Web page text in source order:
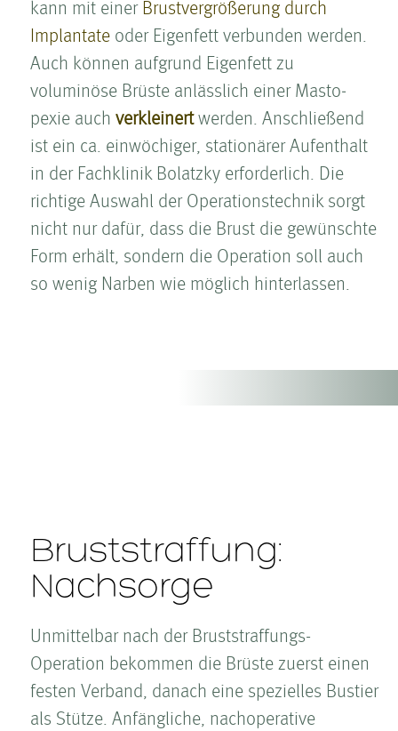
kann mit einerBrust­ver­größerung durch
Implantate oder Eigenfett verbunden werden.
Auch können aufgrund Eigenfett zu
voluminöse Brüste anlässlich einer Masto­
pexie auch verkleinert werden. Anschließend
ist ein ca. einwöchiger, stationärer Aufenthalt
in der Fachklinik Bolatzky erforderlich. Die
richtige Auswahl der Operationstechnik sorgt
nicht nur dafür, dass die Brust die gewünschte
Form erhält, sondern die Operation soll auch
so wenig Narben wie möglich hinterlassen.
Brust­straffung:
Nachsorge
Unmittelbar nach der Brust­straffungs-
Operation bekommen die Brüste zuerst einen
festen Verband, danach eine spezielles Bustier
als Stütze. Anfängliche, nachoperative